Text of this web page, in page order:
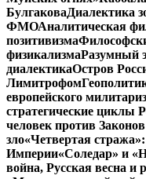
БулгаковаДиалектика
ФМОАналитическая
позитивизма
физикализмаРазумный
диалектикаОстров
Лимитрофом
европейского
стратегические циклы
человек против
зло«Четвертая
Империи«Соледар» и
война, Русская весна и